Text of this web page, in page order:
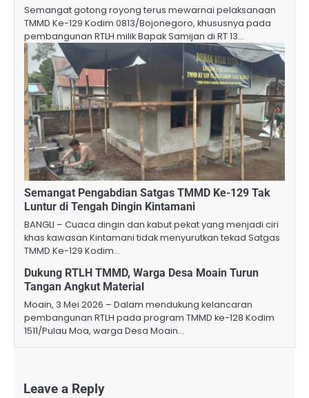
Semangat gotong royong terus mewarnai pelaksanaan
TMMD Ke-129 Kodim 0813/Bojonegoro, khususnya pada
pembangunan RTLH milik Bapak Samijan di RT 13…
Semangat Pengabdian Satgas TMMD Ke-129 Tak
Luntur di Tengah Dingin Kintamani
BANGLI – Cuaca dingin dan kabut pekat yang menjadi ciri
khas kawasan Kintamani tidak menyurutkan tekad Satgas
TMMD Ke-129 Kodim…
Dukung RTLH TMMD, Warga Desa Moain Turun
Tangan Angkut Material
Moain, 3 Mei 2026 – Dalam mendukung kelancaran
pembangunan RTLH pada program TMMD ke-128 Kodim
1511/Pulau Moa, warga Desa Moain…
Leave a Reply